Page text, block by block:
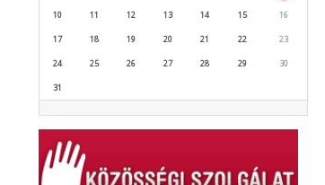
10 11 12 13 14 15 16
17 18 19 20 21 22 23
24 25 26 27 28 29 30
31